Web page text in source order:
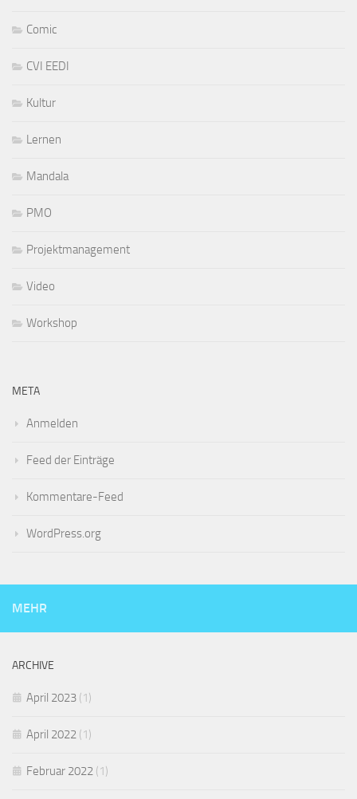
Comic
CVI EEDI
Kultur
Lernen
Mandala
PMO
Projektmanagement
Video
Workshop
META
Anmelden
Feed der Einträge
Kommentare-Feed
WordPress.org
MEHR
ARCHIVE
April 2023 (1)
April 2022 (1)
Februar 2022 (1)